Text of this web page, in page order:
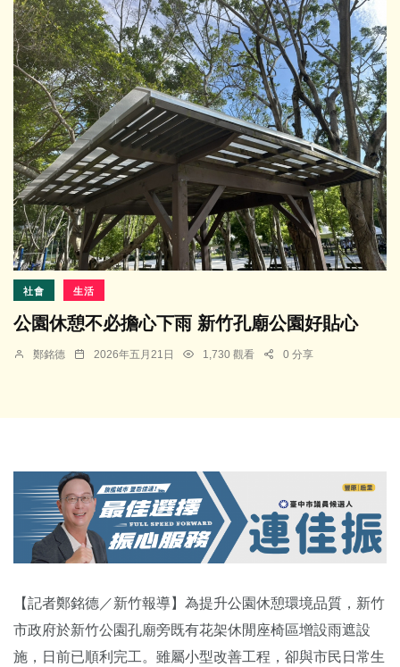
社會 生活
公園休憩不必擔心下雨 新竹孔廟公園好貼心
鄭銘德 2026年五月21日 1,730 觀看 0 分享
【記者鄭銘德／新竹報導】為提升公園休憩環境品質，新竹
市政府於新竹公園孔廟旁既有花架休閒座椅區增設雨遮設
施，日前已順利完工。雖屬小型改善工程，卻與市民日常生